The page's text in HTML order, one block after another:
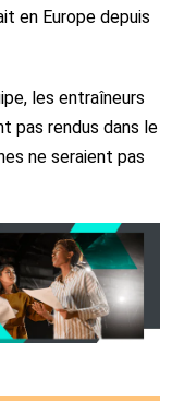
en Europe depuis
les entraîneurs
pas rendus dans le
ne seraient pas